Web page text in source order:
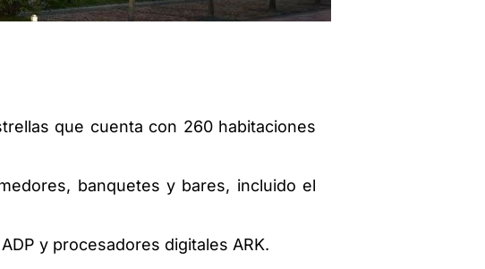
que cuenta con 260 habitaciones
banquetes y bares, incluido el
y procesadores digitales ARK.